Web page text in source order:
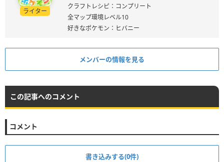
ライター
クラフトレシピ：コンプリート
全マップ環境レベル10
好きなポケモン：ヒバニー
メンバーの情報を見る
この記事へのコメント
コメント
書き込みする(0件)